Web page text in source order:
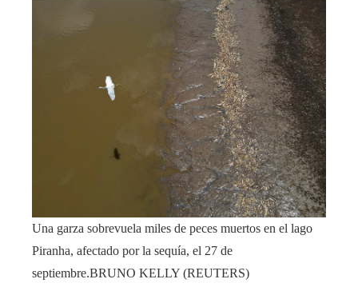
Una garza sobrevuela miles de peces muertos en el lago
Piranha, afectado por la sequía, el 27 de
septiembre.BRUNO KELLY (REUTERS)